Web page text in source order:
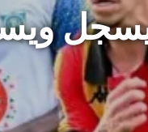
يسجل